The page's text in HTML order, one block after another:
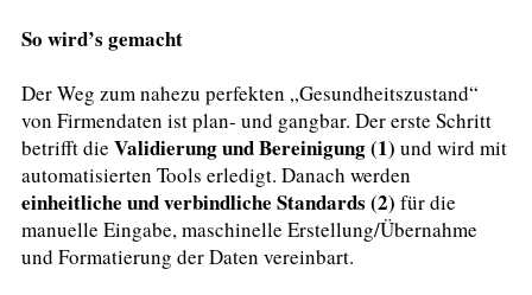
So wird’s gemacht
Der Weg zum nahezu perfekten „Gesundheitszustand“
von Firmendaten ist plan- und gangbar. Der erste Schritt
betrifft die Validierung und Bereinigung (1) und wird mit
automatisierten Tools erledigt. Danach werden
einheitliche und verbindliche Standards (2) für die
manuelle Eingabe, maschinelle Erstellung/Übernahme
und Formatierung der Daten vereinbart.